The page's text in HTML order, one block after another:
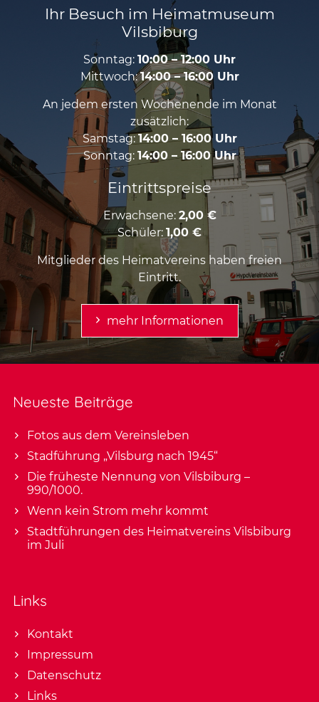
Ihr Besuch im Heimatmuseum
Vilsbiburg
Sonntag: 10:00 – 12:00 Uhr
Mittwoch:14:00 – 16:00 Uhr
An jedem ersten Wochenende im Monat
zusätzlich:
Samstag: 14:00 – 16:00 Uhr
Sonntag: 14:00 – 16:00 Uhr
Eintrittspreise
Erwachsene: 2,00 €
Schüler: 1,00 €
Mitglieder des Heimatvereins haben freien
Eintritt.
mehr Informationen
Neueste Beiträge
Fotos aus dem Vereinsleben
Stadführung „Vilsburg nach 1945“
Die früheste Nennung von Vilsbiburg –
990/1000.
Wenn kein Strom mehr kommt
Stadtführungen des Heimatvereins Vilsbiburg
im Juli
Links
Kontakt
Impressum
Datenschutz
Links